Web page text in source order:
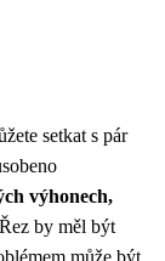
setkat s pár
výhonech,
Řez by měl být
může být